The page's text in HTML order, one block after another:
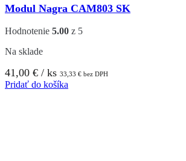
Modul Nagra CAM803 SK
Hodnotenie 5.00 z 5
Na sklade
41,00 € / ks 33,33 € bez DPH
Pridať do košíka